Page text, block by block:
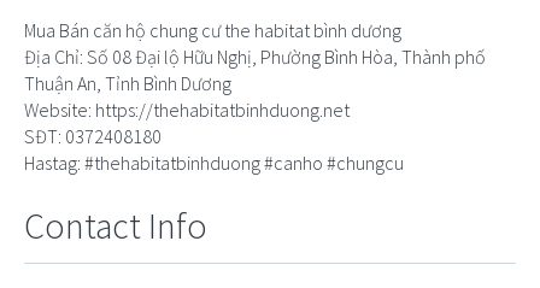
Mua Bán căn hộ chung cư the habitat bình dương
Địa Chỉ: Số 08 Đại lộ Hữu Nghị, Phường Bình Hòa, Thành phố
Thuận An, Tỉnh Bình Dương
Website: https://thehabitatbinhduong.net
SĐT: 0372408180
Hastag: #thehabitatbinhduong #canho #chungcu
Contact Info